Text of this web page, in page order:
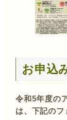
お申込
令和5年度の
は、下記のフ